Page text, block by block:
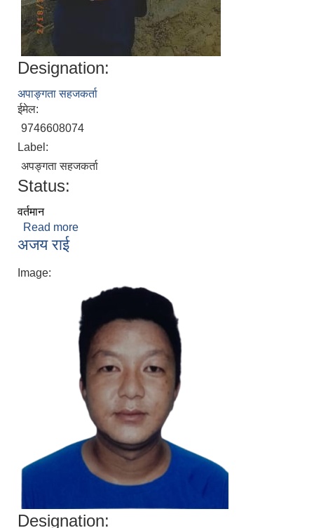
Designation:
अपाङ्गता सहजकर्ता
ईमेल:
9746608074
Label:
अपङ्गता सहजकर्ता
Status:
वर्तमान
Read more
अजय राई
Image:
Designation: